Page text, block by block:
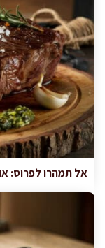
אל תמהרו לפרוס: